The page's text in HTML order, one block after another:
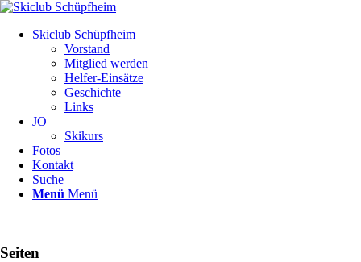
Skiclub Schüpfheim
Vorstand
Mitglied werden
Helfer-Einsätze
Geschichte
Links
JO
Skikurs
Fotos
Kontakt
Suche
Menü Menü
Seiten